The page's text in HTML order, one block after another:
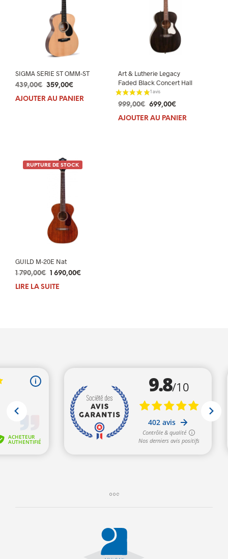
SIGMA SERIE ST OMM-ST
439,00€ Le
prix
359,00€
prix
AJOUTER AU PANIER
Art & Lutherie Legacy
Faded Black Concert Hall
999,00€ Le
prix
699,00€Le
prix
AJOUTER AU PANIER
RUPTURE DE STOCK
GUILD M-20E Nat
1 790,00€ Le
1 690,00€
LIRE LA SUITE